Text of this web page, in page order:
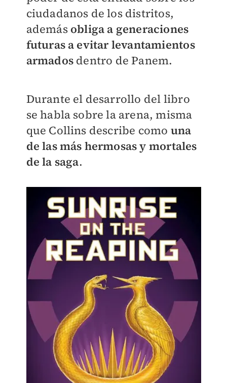
ciudadanos de los distritos,
además obliga a generaciones
futuras a evitar levantamientos
armadosdentro de Panem.
Durante el desarrollo del libro
se habla sobre la arena, misma
que Collins describe como una
de las más hermosas y mortales
de la saga.